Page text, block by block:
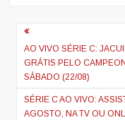
Navegação
de
artigos
AO VIVO SÉRIE C:
GRÁTIS PELO
SÁBADO (22/08)
SÉRIE C AO VIVO:
AGOSTO, NA TV OU